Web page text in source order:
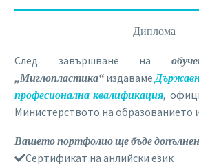
Диплома
След завършване на
„Миглопластика“ издаваме
професионална квалификация,
Министерството на образованието
Вашето портфолио ще бъде
Сертификат на анлийски език